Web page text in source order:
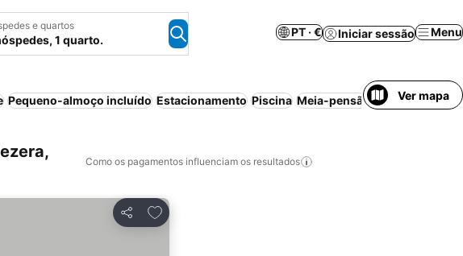
e quartos
1 quarto.
PT · € Iniciar sessão Menu
Pequeno-almoço incluído Estacionamento Piscina Meia-pensão Aparthotel
Ver mapa
Como os pagamentos influenciam os resultados
Partilhar
Adicionar aos favoritos